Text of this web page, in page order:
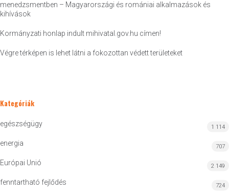
menedzsmentben – Magyarországi és romániai alkalmazások és
kihívások
Kormányzati honlap indult mihivatal.gov.hu címen!
Végre térképen is lehet látni a fokozottan védett területeket
Kategóriák
egészségügy 1 114
energia 707
Európai Unió 2 149
fenntartható fejlődés 724